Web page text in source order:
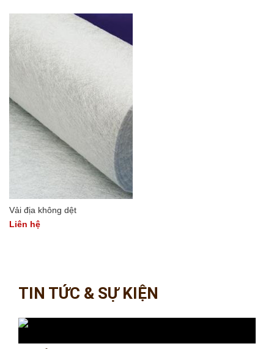
Vải địa không dệt
Liên hệ
TIN TỨC & SỰ KIỆN